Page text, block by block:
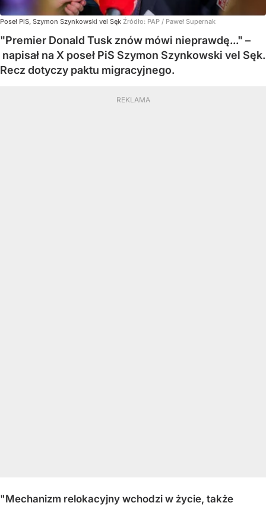
Poseł PiS, Szymon Szynkowski vel Sęk Źródło: PAP / Paweł Supernak
"Premier Donald Tusk znów mówi nieprawdę..." –
napisał na X poseł PiS Szymon Szynkowski vel Sęk.
Recz dotyczy paktu migracyjnego.
"Mechanizm relokacyjny wchodzi w życie, także